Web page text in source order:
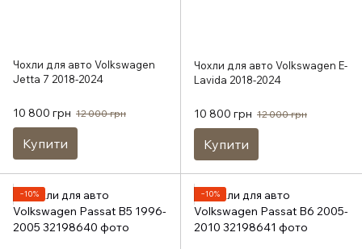
Чохли для авто Volkswagen
Jetta 7 2018-2024
10 800 грн 12 000 грн
Купити
Чохли для авто Volkswagen E-
Lavida 2018-2024
10 800 грн 12 000 грн
Купити
−10% −10%